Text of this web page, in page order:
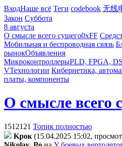
ВходНаше всё Теги codebook 无线
Закон Суббота
8 августа
О смысле всего сущего0xFF
Мобильная и беспроводная связь
рынокОбъявления
МикроконтроллерыPLD, FPGA,
VТехнологии Кибернетика,
платы, компоненты
О смысле всего
1512121 Топик полностью
Kpoк (15.04.2025 15:02,